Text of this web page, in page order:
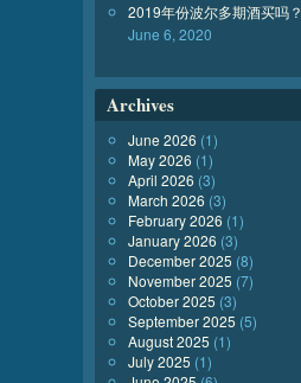
2019年份波尔多期酒买吗？
June 6, 2020
Archives
June 2026 (1)
May 2026 (1)
April 2026 (3)
March 2026 (3)
February 2026 (1)
January 2026 (3)
December 2025 (8)
November 2025 (7)
October 2025 (3)
September 2025 (5)
August 2025 (1)
July 2025 (1)